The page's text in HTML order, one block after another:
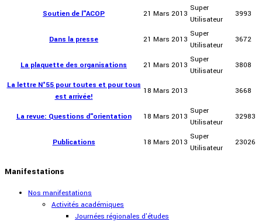
Soutien de l"ACOP 21 Mars 2013
Super
Utilisateur
3993
Dans la presse 21 Mars 2013
Super
Utilisateur
3672
La plaquette des organisations 21 Mars 2013
Super
Utilisateur
3808
La lettre N°55 pour toutes et pour tous
est arrivée!
18 Mars 2013 3668
La revue: Questions d"orientation 18 Mars 2013
Super
Utilisateur
32983
Publications 18 Mars 2013
Super
Utilisateur
23026
Manifestations
Nos manifestations
Activités académiques
Journées régionales d'études